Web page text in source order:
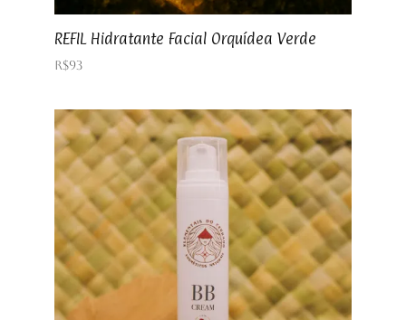
REFIL Hidratante Facial Orquídea Verde
R$93